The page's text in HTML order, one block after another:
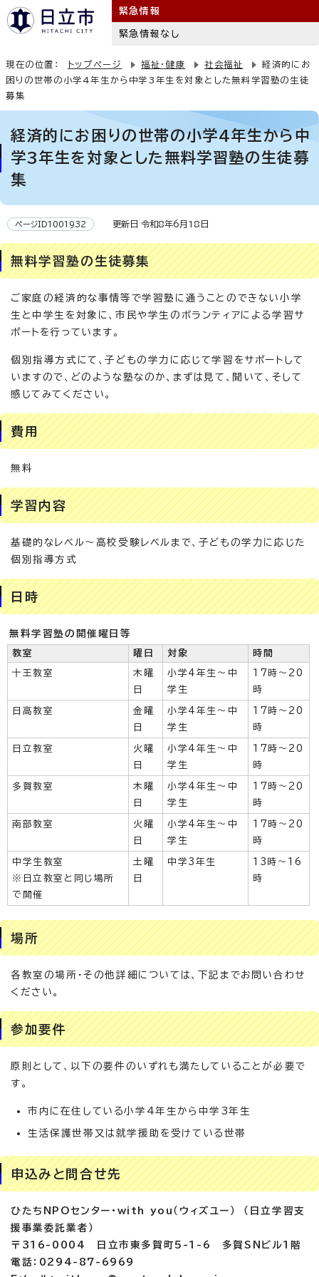
緊急情報
緊急情報なし
現在の位置： トップページ 福祉・健康 社会福祉
経済的にお
困りの世帯の小学4年生から中学3年生を対象とした無料学習塾の生徒
募集
経済的にお困りの世帯の小学4年生から中
学3年生を対象とした無料学習塾の生徒募
集
ページID1001932 更新日 令和8年6月18日
無料学習塾の生徒募集
ご家庭の経済的な事情等で学習塾に通うことのできない小学
生と中学生を対象に、市民や学生のボランティアによる学習サ
ポートを行っています。
個別指導方式にて、子どもの学力に応じて学習をサポートして
いますので、どのような塾なのか、まずは見て、聞いて、そして
感じてみてください。
費用
無料
学習内容
基礎的なレベル～高校受験レベルまで、子どもの学力に応じた
個別指導方式
日時
無料学習塾の開催曜日等
教室 曜日 対象 時間
十王教室
木曜
日
小学4年生～中
学生
17時～20
時
日高教室
金曜
日
小学4年生～中
学生
17時～20
時
日立教室
火曜
日
小学4年生～中
学生
17時～20
時
多賀教室
木曜
日
小学4年生～中
学生
17時～20
時
南部教室
火曜
日
小学4年生～中
学生
17時～20
時
中学生教室
※日立教室と同じ場所
で開催
土曜
日
中学3年生
13時～16
時
場所
各教室の場所・その他詳細については、下記までお問い合わせ
ください。
参加要件
原則として、以下の要件のいずれも満たしていることが必要で
す。
市内に在住している小学4年生から中学3年生
生活保護世帯又は就学援助を受けている世帯
申込みと問合せ先
ひたちNPOセンター・with you（ウィズユー） （日立学習支
援事業委託業者）
〒316-0004 日立市東多賀町5-1-6 多賀SNビル1階
電話：0294-87-6969